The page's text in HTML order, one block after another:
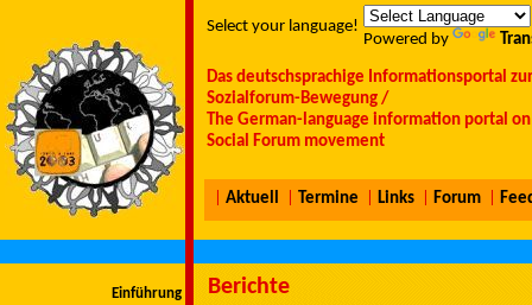
Select your language!
Powered by
Das deutschsprachige Informationsportal
Sozialforum-Bewegung /
The German-language information portal
Social Forum movement
Aktuell Termine Links Forum
Einführung Berichte